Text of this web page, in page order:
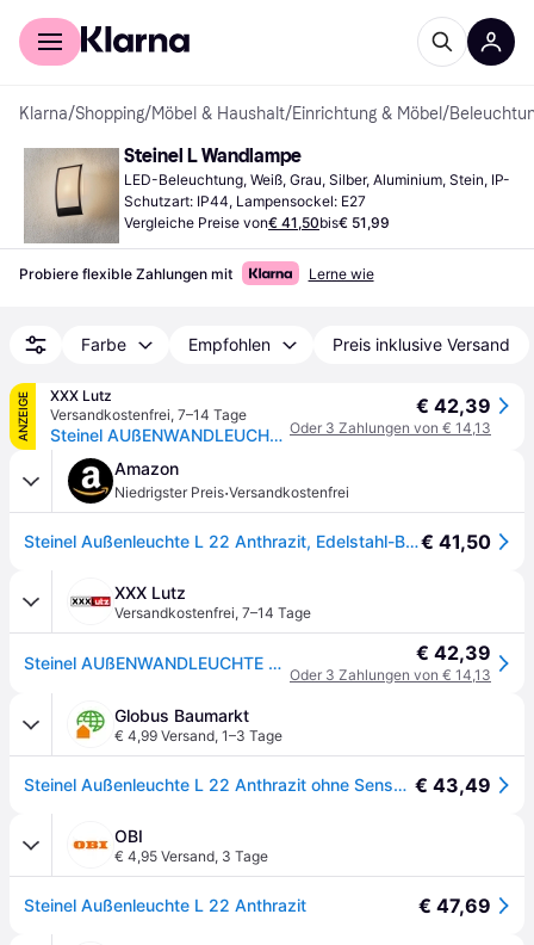
Für Shopper
Klarna/Shopping/Möbel & Haushalt/Einrichtung & Möbel /
Steinel L Wandlampe
LED-Beleuchtung, Weiß, Grau, Silber, Aluminium, Stein, IP-
Schutzart: IP44, Lampensockel: E27
Vergleiche Preise von€ 41,50bis€ 51,99
Probiere flexible Zahlungen mit Lerne wie
Farbe Empfohlen Preis inklusive Versand
ANZEIGE
XXX Lutz
Versandkostenfrei, 7–14 Tage
Steinel AUßENWANDLEUCHTE Anthrazit xxxlutz.at
€ 42,39
Oder 3 Zahlungen von € 14,13
Amazon
Niedrigster Preis·Versandkostenfrei
Steinel Außenleuchte L 22 Anthrazit, Edelstahl-Blende, max. 60 W Außenwandleuchte, E27 Fassung, moderne Wandleuchte€ 41,50
XXX Lutz
Versandkostenfrei, 7–14 Tage
Steinel AUßENWANDLEUCHTE Anthrazit xxxlutz.at € 42,39
Oder 3 Zahlungen von € 14,13
Globus Baumarkt
€ 4,99 Versand, 1–3 Tage
Steinel Außenleuchte L 22 Anthrazit ohne Sensor - Terra € 43,49
OBI
€ 4,95 Versand, 3 Tage
Steinel Außenleuchte L 22 Anthrazit € 47,69